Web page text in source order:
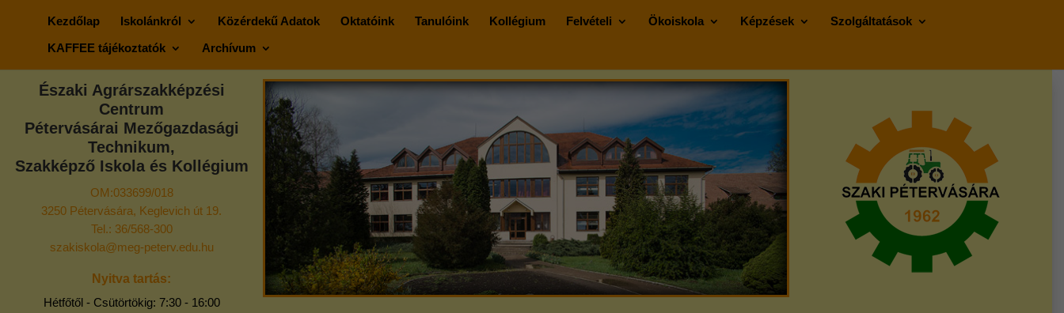
Kezdőlap Iskolánkról Közérdekű Adatok Oktatóink Tanulóink Kollégium Felvételi Ökoiskola Képzések
Szolgáltatások
KAFFEE tájékoztatók
Archívum
Északi Agrárszakképzési
Centrum
Pétervásárai Mezőgazdasági
Technikum,
Szakképző Iskola és Kollégium
OM:033699/018
3250 Pétervására, Keglevich út 19.
Tel.: 36/568-300
szakiskola@meg-peterv.edu.hu
Nyitva tartás:
Hétfőtől - Csütörtökig: 7:30 - 16:00